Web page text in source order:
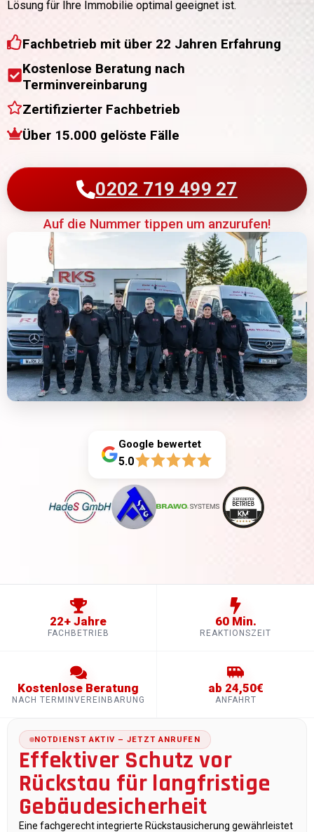
Lösung für Ihre Immobilie optimal geeignet ist.
Fachbetrieb mit über 22 Jahren Erfahrung
Kostenlose Beratung nach
Terminvereinbarung
Zertifizierter Fachbetrieb
Über 15.000 gelöste Fälle
0202 719 499 27
Auf die Nummer tippen um anzurufen!
Google bewertet
5.0
22+ Jahre
FACHBETRIEB
60 Min.
REAKTIONSZEIT
Kostenlose Beratung
NACH TERMINVEREINBARUNG
ab 24,50€
ANFAHRT
NOTDIENST AKTIV – JETZT ANRUFEN
Effektiver Schutz vor
Rückstau für langfristige
Gebäudesicherheit
Eine fachgerecht integrierte Rückstausicherung gewährleistet